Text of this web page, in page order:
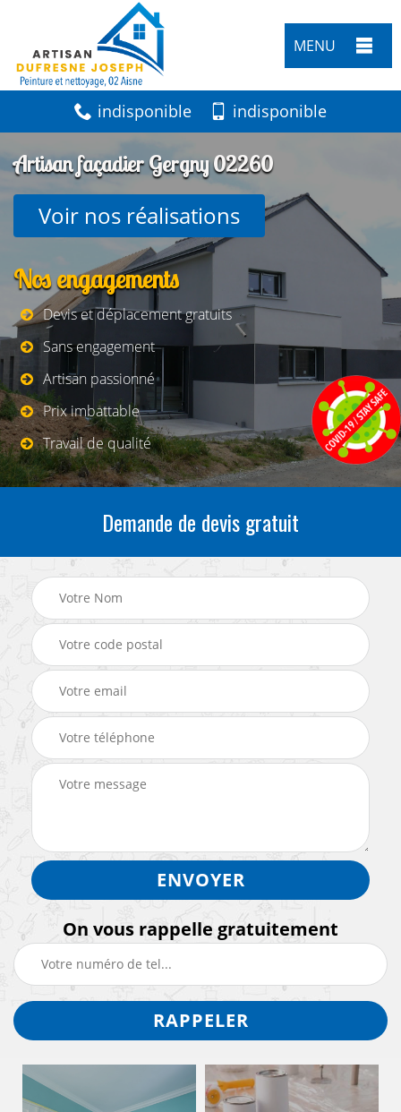
MENU
indisponible indisponible
Artisan façadier Gergny 02260
Voir nos réalisations
Nos engagements
Devis et déplacement gratuits
Sans engagement
Artisan passionné
Prix imbattable
Travail de qualité
Demande de devis gratuit
On vous rappelle gratuitement